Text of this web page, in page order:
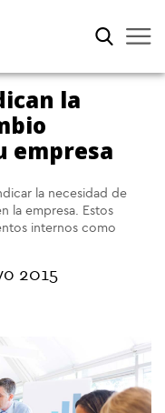
la
empresa
la necesidad de
la empresa. Estos
internos como
2015